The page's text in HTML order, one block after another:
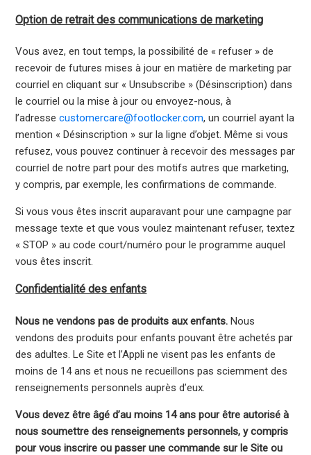
Option de retrait des communications de marketing
Vous avez, en tout temps, la possibilité de « refuser » de
recevoir de futures mises à jour en matière de marketing par
courriel en cliquant sur « Unsubscribe » (Désinscription) dans
le courriel ou la mise à jour ou envoyez-nous, à
l’adressecustomercare@footlocker.com, un courriel ayant la
mention « Désinscription » sur la ligne d’objet. Même si vous
refusez, vous pouvez continuer à recevoir des messages par
courriel de notre part pour des motifs autres que marketing,
y compris, par exemple, les confirmations de commande.
Si vous vous êtes inscrit auparavant pour une campagne par
message texte et que vous voulez maintenant refuser, textez
« STOP » au code court/numéro pour le programme auquel
vous êtes inscrit.
Confidentialité des enfants
Nous ne vendons pas de produits aux enfants. Nous
vendons des produits pour enfants pouvant être achetés par
des adultes. Le Site et l’Appli ne visent pas les enfants de
moins de 14 ans et nous ne recueillons pas sciemment des
renseignements personnels auprès d’eux.
Vous devez être âgé d’au moins 14 ans pour être autorisé à
nous soumettre des renseignements personnels, y compris
pour vous inscrire ou passer une commande sur le Site ou